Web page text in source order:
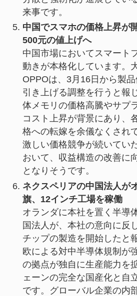
来事です。
中国でスマホの価格上昇が
500元の値上げへ
中国市場においてスマート
動きが本格化しています。
OPPOは、3月16日から製
引き上げる調整を行うと報
体メモリの価格高騰やサプ
コスト上昇が背景にあり、
格への転嫁を余儀なくされ
激しい価格競争が続いてい
おいて、収益構造の改善に
となりそうです。
ネクスペリアの中国法人が
旗、12インチ工場を稼働
オランダに本社を置く半導
国法人が、本社の意向に反
チップの製造を開始したと
欧による対中半導体規制が
の拠点が独自に生産能力を
ェーンの完全な国産化と自
です。グローバル企業の内